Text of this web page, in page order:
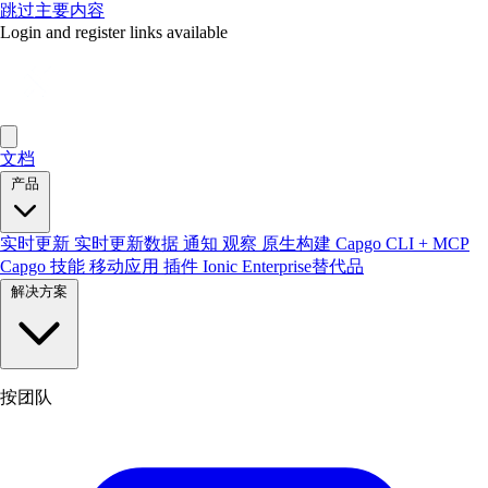
跳过主要内容
Login and register links available
文档
产品
实时更新 实时更新数据 通知 观察 原生构建 Capgo CLI + MCP
Capgo 技能 移动应用 插件 Ionic Enterprise替代品
解决方案
按团队